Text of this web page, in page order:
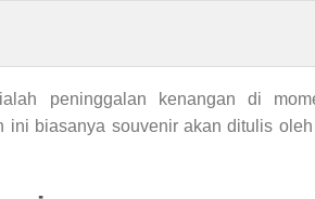
peninggalan kenangan di
ini biasanya souvenir akan ditulis